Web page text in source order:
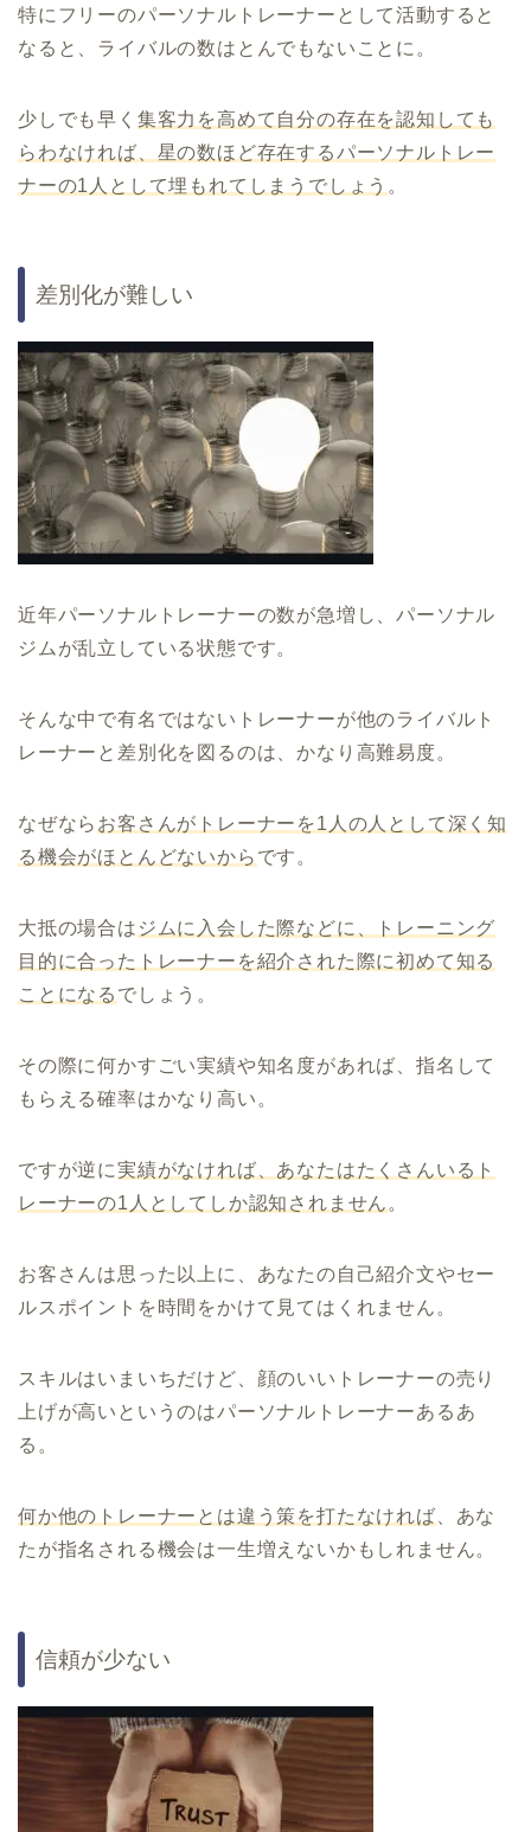
特にフリーのパーソナルトレーナーとして活動すると
なると、ライバルの数はとんでもないことに。
少しでも早く 集客力を高めて自分の存在を認知しても
らわなければ、星の数ほど存在するパーソナルトレー
ナーの1人として埋もれてしまうでしょう 。
差別化が難しい
近年パーソナルトレーナーの数が急増し、パーソナル
ジムが乱立している状態です。
そんな中で有名ではないトレーナーが他のライバルト
レーナーと差別化を図るのは、かなり高難易度。
なぜなら お客さんがトレーナーを1人の人として深く知
る機会がほとんどないから です。
大抵の場合は ジムに入会した際などに、トレーニング
目的に合ったトレーナーを紹介された際に初めて知る
ことになる でしょう。
その際に何かすごい実績や知名度があれば、指名して
もらえる確率はかなり高い。
ですが逆に実績がなければ、あなたはたくさんいるト
レーナーの1人としてしか認知されません 。
お客さんは思った以上に、あなたの自己紹介文やセー
ルスポイントを時間をかけて見てはくれません。
スキルはいまいちだけど、顔のいいトレーナーの売り
上げが高いというのはパーソナルトレーナーあるあ
る。
何か他のトレーナーとは違う策を打たなければ 、あな
たが指名される機会は一生増えないかもしれません。
信頼が少ない